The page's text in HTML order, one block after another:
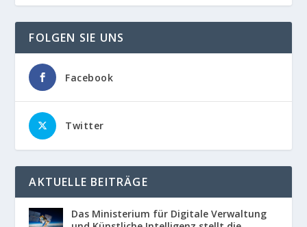
FOLGEN SIE UNS
Facebook
Twitter
AKTUELLE BEITRÄGE
Das Ministerium für Digitale Verwaltung